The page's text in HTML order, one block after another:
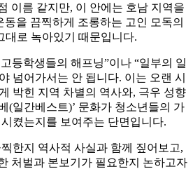
이름 같지만, 이 안에는 호남 지역을
동을 끔찍하게 조롱하는 고인 모독의
대로 녹아있기 때문입니다.
등학생들의 해프닝”이나 “일부의 일
넘어가서는 안 됩니다. 이는 오랜 시
박힌 지역 차별의 역사와, 극우 성향
(일간베스트)’ 문화가 청소년들의 가
켰는지를 보여주는 단면입니다.
한지 역사적 사실과 함께 짚어보고,
처벌과 본보기가 필요한지 논하고자